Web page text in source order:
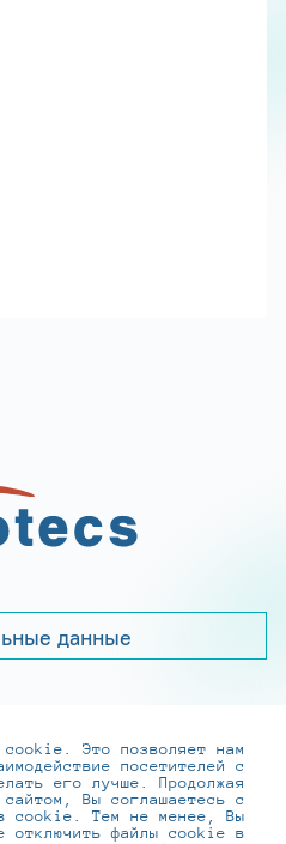
данные
8-800-250-0-260
,hr@infotecs.ru
ул., 2Б строение 1
cookie. Это позволяет нам
посетителей с
его лучше. Продолжая
сайтом, Вы соглашаетесь с
cookie. Тем не менее, Вы
отключить файлы cookie в